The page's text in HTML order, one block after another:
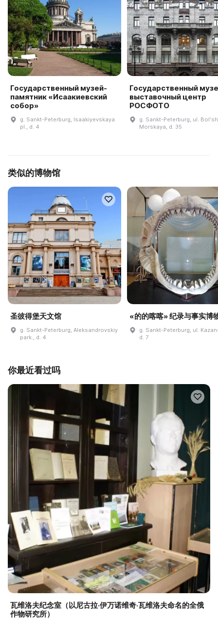
Государственный музей-
памятник «Исаакиевский
собор»
g. Sankt-Peterburg, Isaakiyevskaya
pl., d. 4
Государственный
выставочный центр
РОСФОТО
g. Sankt-Peterburg, ul.
Morskaya, d. 35
类似的博物馆
圣彼得堡天文馆
g. Sankt-Peterburg, Aleksandrovskiy
park., d. 4
«的的喀喀» 纪录与事实博
g. Sankt-Peterburg, ul.
d. 7
你最近看过吗
瓦维洛夫纪念室（以尼古拉·伊万诺维奇·瓦维洛夫命名的全俄
作物研究所）